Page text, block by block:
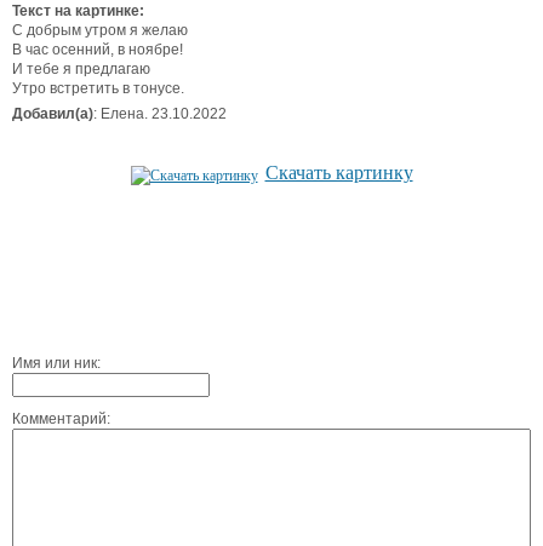
Текст на картинке:
С добрым утром я желаю
В час осенний, в ноябре!
И тебе я предлагаю
Утро встретить в тонусе.
Добавил(а): Елена. 23.10.2022
Скачать картинку
Имя или ник:
Комментарий: